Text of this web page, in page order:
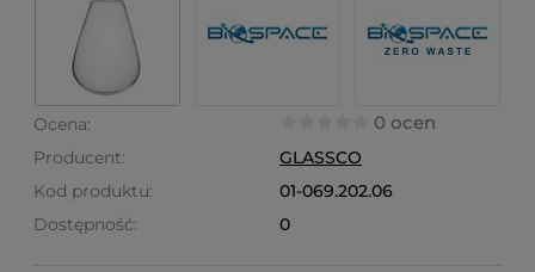
Ocena: 0 ocen
Producent:
GLASSCO
Kod produktu:
01-069.202.06
Dostępność:
0